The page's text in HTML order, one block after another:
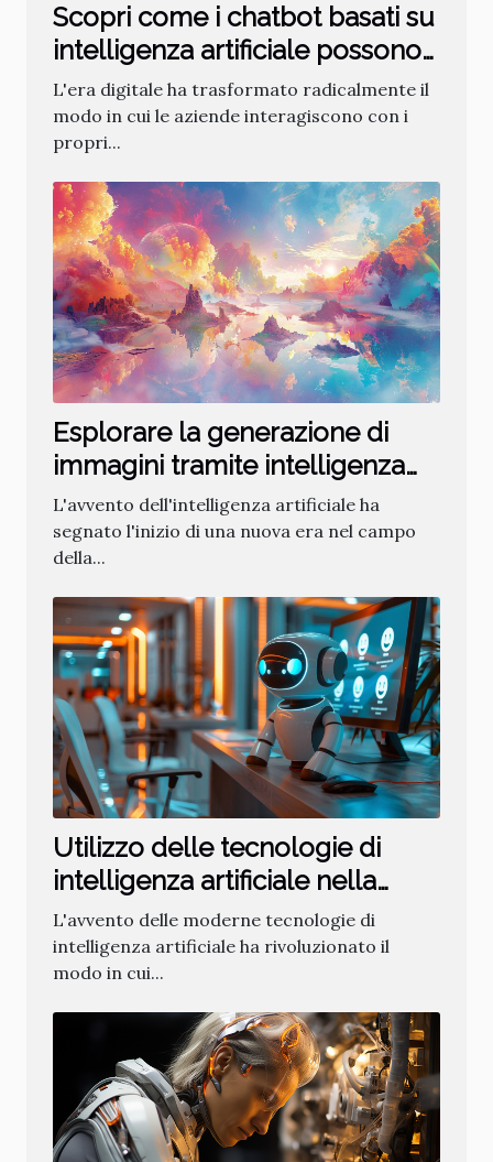
Scopri come i chatbot basati su
intelligenza artificiale possono
rivoluzionare il servizio clienti
L'era digitale ha trasformato radicalmente il
modo in cui le aziende interagiscono con i
propri...
Esplorare la generazione di
immagini tramite intelligenza
artificiale
L'avvento dell'intelligenza artificiale ha
segnato l'inizio di una nuova era nel campo
della...
Utilizzo delle tecnologie di
intelligenza artificiale nella
creazione di chatbot
L'avvento delle moderne tecnologie di
intelligenza artificiale ha rivoluzionato il
modo in cui...